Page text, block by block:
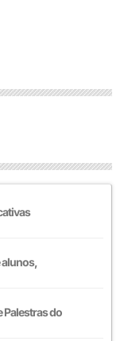
alunos,
Palestras do